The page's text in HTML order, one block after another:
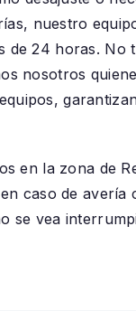
nuestro
de 24 horas. No
nosotros
en la zona de
caso de avería
se vea